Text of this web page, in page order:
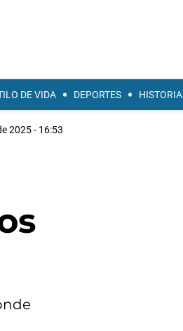
DE VIDA DEPORTES HISTORIA
2025 - 16:53